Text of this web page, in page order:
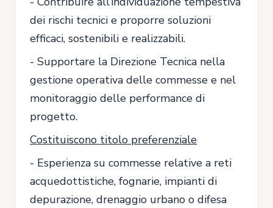
dei rischi tecnici e proporre soluzioni
efficaci, sostenibili e realizzabili.
- Supportare la Direzione Tecnica nella
gestione operativa delle commesse e nel
monitoraggio delle performance di
progetto.
Costituiscono titolo preferenziale
- Esperienza su commesse relative a reti
acquedottistiche, fognarie, impianti di
depurazione, drenaggio urbano o difesa